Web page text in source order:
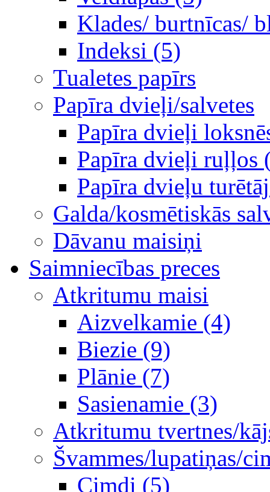
Klades/ burtnīcas/
Indeksi (5)
Tualetes papīrs
Papīra dvieļi/salvetes
Papīra dvieļi
Papīra dvieļi ruļļos
Papīra dvieļu
Galda/kosmētiskās
Dāvanu maisiņi
Saimniecības preces
Atkritumu maisi
Aizvelkamie (4)
Biezie (9)
Plānie (7)
Sasienamie (3)
Atkritumu tvertnes/
Švammes/lupatiņas/
Cimdi (5)